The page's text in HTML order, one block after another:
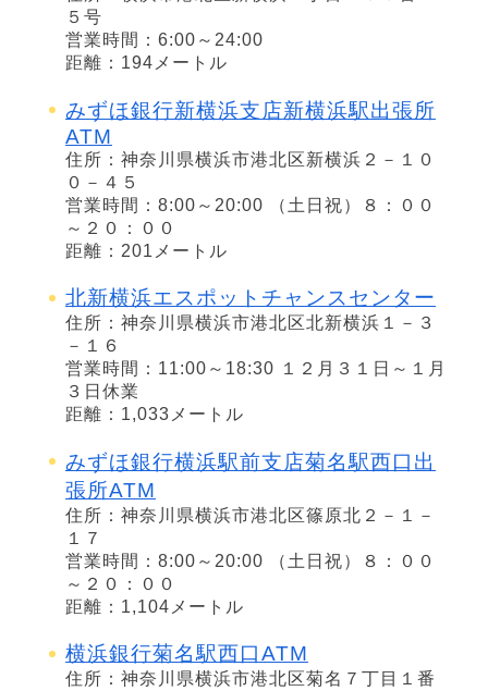
５号
営業時間：6:00～24:00
距離：194メートル
みずほ銀行新横浜支店新横浜駅出張所
ATM
住所：神奈川県横浜市港北区新横浜２－１０
０－４５
営業時間：8:00～20:00 （土日祝）８：００
～２０：００
距離：201メートル
北新横浜エスポットチャンスセンター
住所：神奈川県横浜市港北区北新横浜１－３
－１６
営業時間：11:00～18:30 １２月３１日～１月
３日休業
距離：1,033メートル
みずほ銀行横浜駅前支店菊名駅西口出
張所ATM
住所：神奈川県横浜市港北区篠原北２－１－
１７
営業時間：8:00～20:00 （土日祝）８：００
～２０：００
距離：1,104メートル
横浜銀行菊名駅西口ATM
住所：神奈川県横浜市港北区菊名７丁目１番